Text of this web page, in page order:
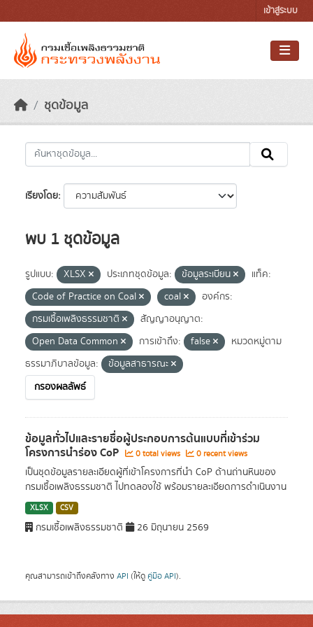
เข้าสู่ระบบ
ชุดข้อมูล
เรียงโดย
พบ 1 ชุดข้อมูล
รูปแบบ: XLSX ประเภทชุดข้อมูล: ข้อมูลระเบียน
แท็ค:
Code of Practice on Coal
coal
องค์กร:
กรมเชื้อเพลิงธรรมชาติ
สัญญาอนุญาต:
Open Data Common
การเข้าถึง: false
หมวดหมู่ตาม
ธรรมาภิบาลข้อมูล:
ข้อมูลสาธารณะ
กรองผลลัพธ์
ข้อมูลทั่วไปและรายชื่อผู้ประกอบการต้นแบบที่เข้าร่วม
โครงการนำร่อง CoP 0 total views 0 recent views
เป็นชุดข้อมูลรายละเอียดผู้ที่เข้าโครงการที่นำ CoP ด้านถ่านหินของ
กรมเชื้อเพลิงธรรมชาติ ไปทดลองใช้ พร้อมรายละเอียดการดำเนินงาน
XLSX CSV
กรมเชื้อเพลิงธรรมชาติ 26 มิถุนายน 2569
คุณสามารถเข้าถึงคลังทาง API (ให้ดู คู่มือ API).